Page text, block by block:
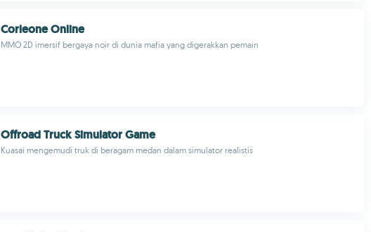
Corleone Online
MMO 2D imersif bergaya noir di dunia mafia yang digerakkan pemain
Offroad Truck Simulator Game
Kuasai mengemudi truk di beragam medan dalam simulator realistis